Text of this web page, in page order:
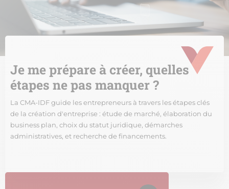
Je me prépare à créer, quelles
étapes ne pas manquer ?
La CMA-IDF guide les entrepreneurs à travers les étapes clés
de la création d'entreprise : étude de marché, élaboration du
business plan, choix du statut juridique, démarches
administratives, et recherche de financements.